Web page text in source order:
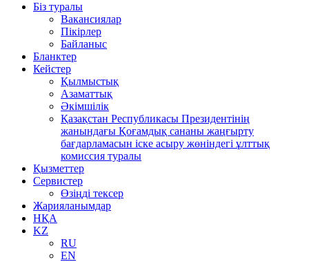
Біз туралы
Вакансиялар
Пікірлер
Байланыс
Бланктер
Кейстер
Қылмыстық
Азаматтық
Әкімшілік
Қазақстан Республикасы Президентінің
жанындағы Қоғамдық сананы жаңғырту
бағдарламасын іске асыру жөніндегі ұлттық
комиссия туралы
Қызметтер
Сервистер
Өзіңді тексер
Жарияланымдар
НҚА
KZ
RU
EN